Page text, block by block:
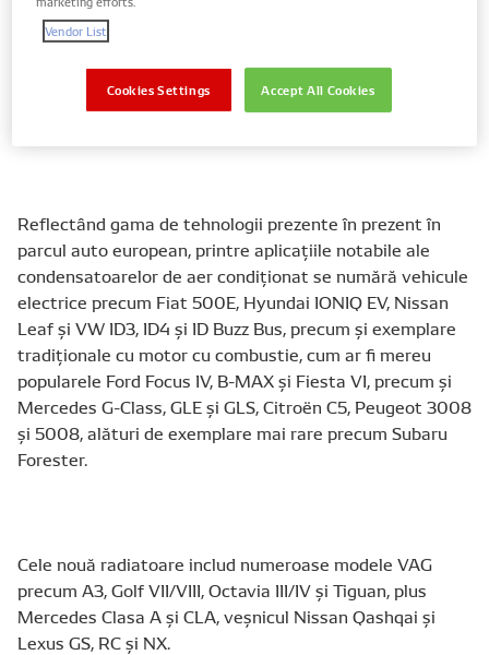
Condensatoarele de aer condiționat și radiatoarele
formează cea mai mare parte a acestor produse noi, cu
19 și, respectiv, 9 produse adăugate, dar două suflante
de cabină, un ventilator de răcire și un miez de încălzire
completează gama noilor produse adăugate.
Reflectând gama de tehnologii prezente în prezent în
parcul auto european, printre aplicațiile notabile ale
condensatoarelor de aer condiționat se numără vehicule
electrice precum Fiat 500E, Hyundai IONIQ EV, Nissan
Leaf și VW ID3, ID4 și ID Buzz Bus, precum și exemplare
tradiționale cu motor cu combustie, cum ar fi mereu
popularele Ford Focus IV, B-MAX și Fiesta VI, precum și
Mercedes G-Class, GLE și GLS, Citroën C5, Peugeot 3008
și 5008, alături de exemplare mai rare precum Subaru
Forester.
Cele nouă radiatoare includ numeroase modele VAG
precum A3, Golf VII/VIII, Octavia III/IV și Tiguan, plus
Mercedes Clasa A și CLA, veșnicul Nissan Qashqai și
Lexus GS, RC și NX.
Vendor List
Accept All Cookies
Cookies Settings